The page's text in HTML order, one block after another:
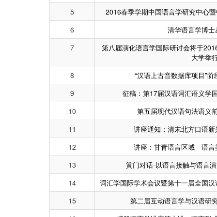
5
2016春季学期中国语言学研究中心
6
清华语言学博
7
第八届演化语言学国际研讨会将于
大学举
8
“汉语上古音数据库项目”
9
征稿：第17届汉语词汇语义学
10
第五届现代汉语句法语义
11
讲座通知：清末北方口语
12
讲座：甘青语言区域—语言
13
黉门对话-以语言接触与语言
14
词汇学国际学术会议暨第十一届全国
15
第二届互动语言学与汉语研